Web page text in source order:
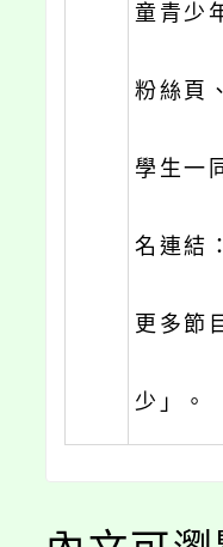
童青少
粉絲頁
學生一
名連結：
更多節
少」。